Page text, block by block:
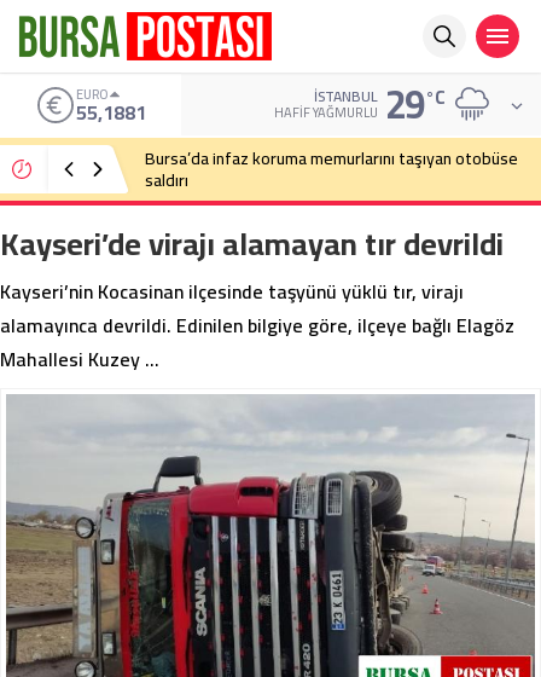
ALTIN
6.660,55 İSTANBUL
HAFIF YAĞMURLU 29°C
Bursa’da cadde ortasında bıçaklı kavga
Kayseri’de virajı alamayan tır devrildi
Kayseri’nin Kocasinan ilçesinde taşyünü yüklü tır, virajı
alamayınca devrildi. Edinilen bilgiye göre, ilçeye bağlı Elagöz
Mahallesi Kuzey …